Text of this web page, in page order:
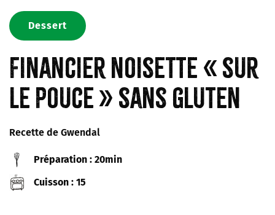
Dessert
Financier noisette « sur
le pouce » sans gluten
Recette de Gwendal
Préparation : 20min
Cuisson : 15